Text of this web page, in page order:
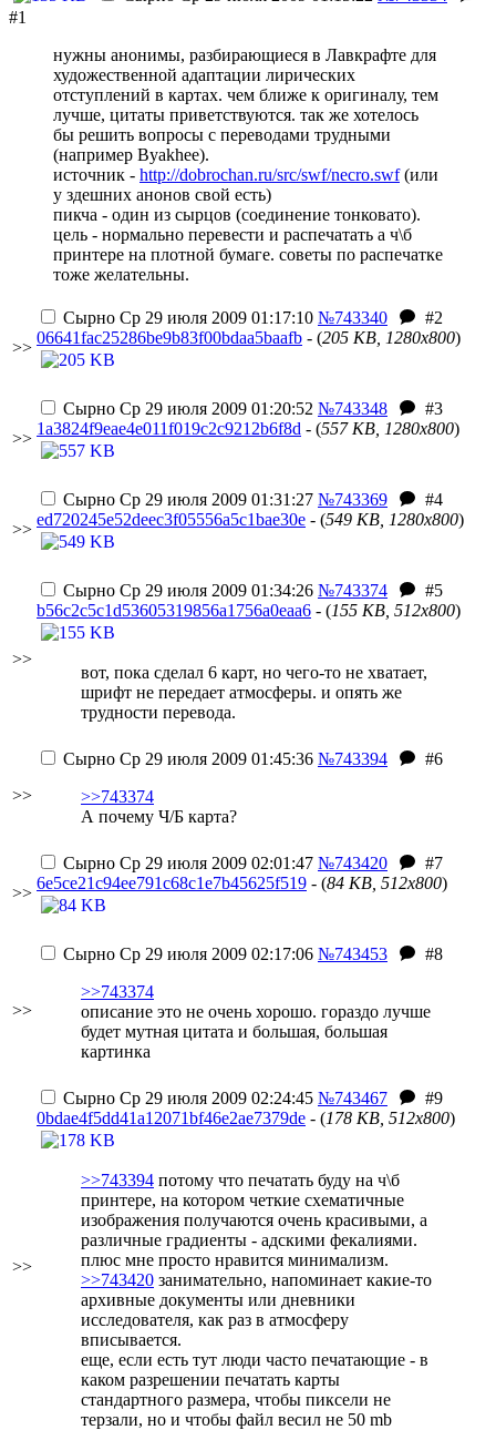
#1
нужны анонимы, разбирающиеся в Лавкрафте для
художественной адаптации лирических
отступлений в картах. чем ближе к оригиналу, тем
лучше, цитаты приветствуются. так же хотелось
бы решить вопросы с переводами трудными
(например Byakhee).
источник - http://dobrochan.ru/src/swf/necro.swf(или
у здешних анонов свой есть)
пикча - один из сырцов (соединение тонковато).
цель - нормально перевести и распечатать а ч\б
принтере на плотной бумаге. советы по распечатке
тоже желательны.
>>
Сырно Ср 29 июля 2009 01:17:10 №743340
#2
06641fac25286be9b83f00bdaa5baafb - (205 KB, 1280x800)
>>
Сырно Ср 29 июля 2009 01:20:52 №743348
#3
1a3824f9eae4e011f019c2c9212b6f8d - (557 KB, 1280x800)
>>
Сырно Ср 29 июля 2009 01:31:27 №743369
#4
ed720245e52deec3f05556a5c1bae30e - (549 KB, 1280x800)
>>
Сырно Ср 29 июля 2009 01:34:26 №743374
#5
b56c2c5c1d53605319856a1756a0eaa6 - (155 KB, 512x800)
вот, пока сделал 6 карт, но чего-то не хватает,
шрифт не передает атмосферы. и опять же
трудности перевода.
>>
Сырно Ср 29 июля 2009 01:45:36 №743394
#6
>>743374
А почему Ч/Б карта?
>>
Сырно Ср 29 июля 2009 02:01:47 №743420
#7
6e5ce21c94ee791c68c1e7b45625f519 - (84 KB, 512x800)
>>
Сырно Ср 29 июля 2009 02:17:06 №743453
#8
>>743374
описание это не очень хорошо. гораздо лучше
будет мутная цитата и большая, большая
картинка
>>
Сырно Ср 29 июля 2009 02:24:45 №743467
#9
0bdae4f5dd41a12071bf46e2ae7379de - (178 KB, 512x800)
>>743394 потому что печатать буду на ч\б
принтере, на котором четкие схематичные
изображения получаются очень красивыми, а
различные градиенты - адскими фекалиями.
плюс мне просто нравится минимализм.
>>743420 занимательно, напоминает какие-то
архивные документы или дневники
исследователя, как раз в атмосферу
вписывается.
еще, если есть тут люди часто печатающие - в
каком разрешении печатать карты
стандартного размера, чтобы пиксели не
терзали, но и чтобы файл весил не 50 mb